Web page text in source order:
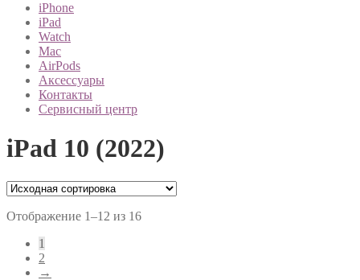
iPhone
iPad
Watch
Mac
AirPods
Аксессуары
Контакты
Сервисный центр
iPad 10 (2022)
Отображение 1–12 из 16
1
2
→